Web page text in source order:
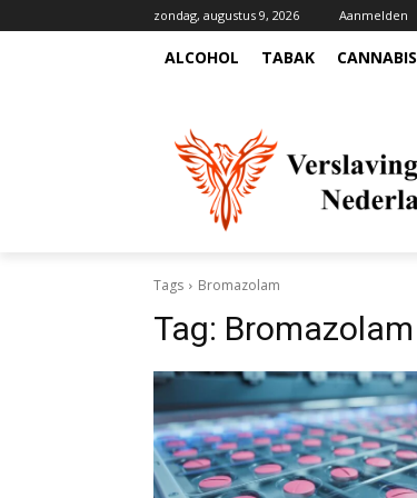
zondag, augustus 9, 2026 Aanmelden
ALCOHOL TABAK CANNABIS
Tags Bromazolam
Tag: Bromazolam